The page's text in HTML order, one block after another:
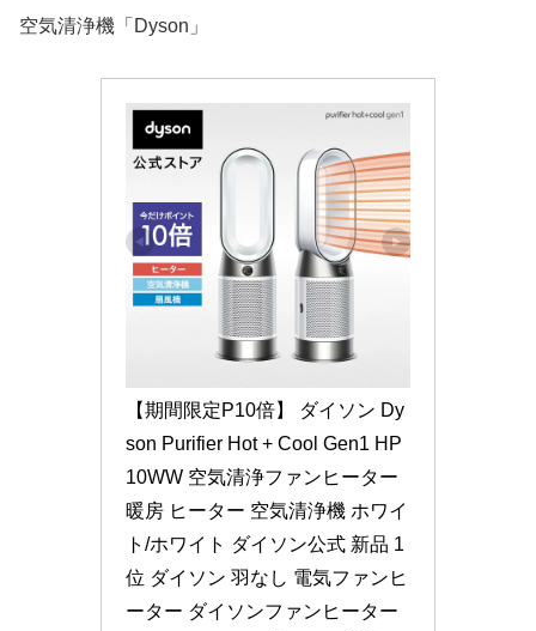
空気清浄機「Dyson」
【期間限定P10倍】 ダイソン Dy
son Purifier Hot + Cool Gen1 HP
10WW 空気清浄ファンヒーター
暖房 ヒーター 空気清浄機 ホワイ
ト/ホワイト ダイソン公式 新品 1
位 ダイソン 羽なし 電気ファンヒ
ーター ダイソンファンヒーター